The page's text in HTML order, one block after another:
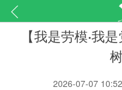
【我是劳模·我
2026-07-07 10:52